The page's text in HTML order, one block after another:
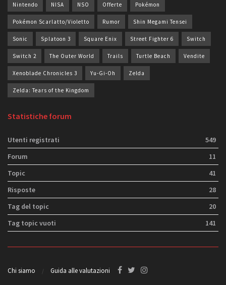
Nintendo NISA NSO Offerte Pokémon
Pokémon Scarlatto/Violetto Rumor Shin Megami Tensei
Sonic Splatoon 3 Square Enix Street Fighter 6 Switch
Switch 2 The Outer World Trails Turtle Beach Vendite
Xenoblade Chronicles 3 Yu-Gi-Oh Zelda
Zelda: Tears of the Kingdom
Statistiche forum
Utenti registrati
549
Forum
11
Topic
41
Risposte
28
Tag del topic
20
Tag topic vuoti
141
Chi siamo Guida alle valutazioni